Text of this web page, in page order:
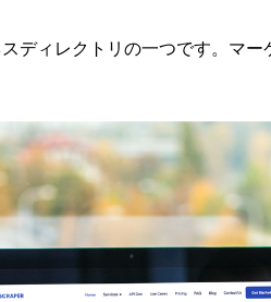
ディレクトリの一つです。マ